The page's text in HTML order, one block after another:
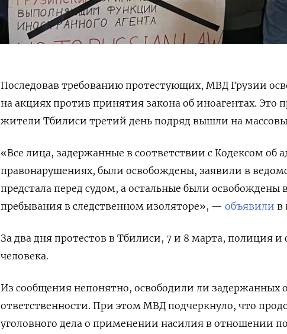
Последовав требованию протестующих, МВД Грузии
на акциях против принятия закона об иноагентах. Это
жители Тбилиси третий день подряд вышли на
«Все лица, задержанные в соответствии с Кодексом об
правонарушениях, были освобождены, заявили в
предстала перед судом, а остальные были освобождены
пребывания в следственном изоляторе», — объявили в
За два дня протестов в Тбилиси, 7 и 8 марта, полиция и
человека.
Из сообщения непонятно, освободили ли задержанных
ответственности. При этом МВД подчеркнуло, что
уголовного дела о применении насилия в отношении